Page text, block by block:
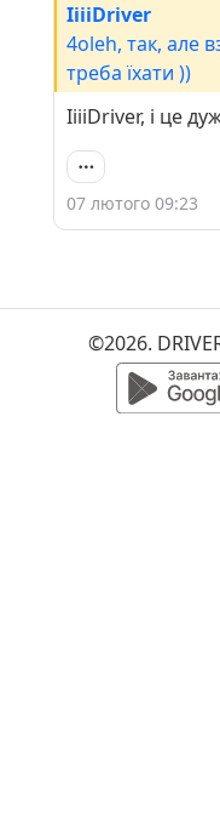
IiiiDriver
4oleh, так, але
треба їхати ))
IiiiDriver, і це
07 лютого 09:23
©2026.